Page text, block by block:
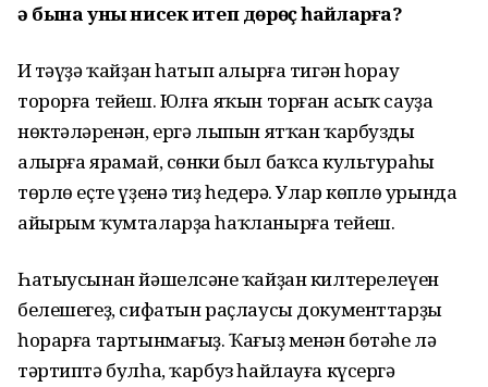
ә бына уны нисек итеп дөрөҫ һайларға?
Иң тәүҙә ҡайҙан һатып алырға тигән һорау
торорға тейеш. Юлға яҡын торған асыҡ сауҙа
нөктәләренән, ергә лыпын ятҡан ҡарбузды
алырға ярамай, сөнки был баҡса культураһы
төрлө еҫте үҙенә тиҙ һеңдерә. Улар көплө урында
айырым ҡумталарҙа һаҡланырға тейеш.
Һатыусынан йәшелсәнең ҡайҙан килтерелеүен
белешегеҙ, сифатын раҫлаусы документтарҙы
һорарға тартынмағыҙ. Ҡағыҙ менән бөтәһе лә
тәртиптә булһа, ҡарбуз һайлауға күсергә